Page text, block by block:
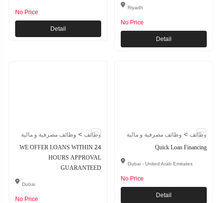
No Price
Detail
Riyadh
No Price
Detail
وظائف > وظائف مصرفية و مالية
WE OFFER LOANS WITHIN 24
HOURS APPROVAL
GUARANTEED
Dubai
No Price
وظائف > وظائف مصرفية و مالية
Quick Loan Financing
Dubai - United Arab Emirates
No Price
Detail